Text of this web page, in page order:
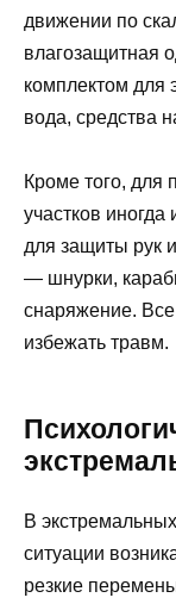
движении по
влагозащитная
комплектом для
вода, средства
Кроме того, для
участков
для защиты рук
— шнурки,
снаряжение. Все
избежать травм.
В
ситуации
резкие